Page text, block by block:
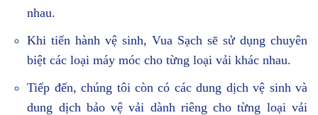
nhau.
Khi tiến hành vệ sinh, Vua Sạch sẽ sử dụng chuyên
biệt các loại máy móc cho từng loại vải khác nhau.
Tiếp đến, chúng tôi còn có các dung dịch vệ sinh và
dung dịch bảo vệ vải dành riêng cho từng loại vải